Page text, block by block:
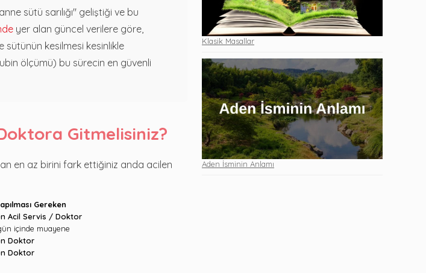
sütü sarılığı" geliştiği ve bu
yer alan güncel verilere göre,
sütünün kesilmesi kesinlikle
ölçümü) bu sürecin en güvenli
Gitmelisiniz?
en az birini fark ettiğiniz anda acilen
Gereken
Acil Servis / Doktor
içinde muayene
Doktor
Doktor
Klasik Masallar
Aden İsminin Anlamı